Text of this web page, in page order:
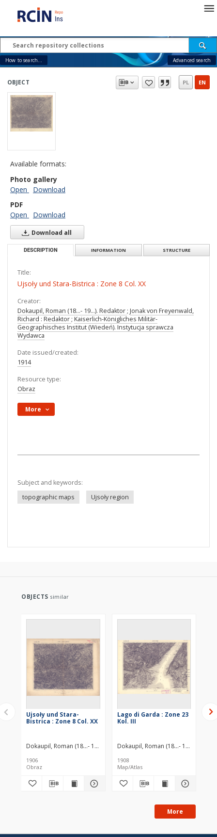
How to search... Advanced search
OBJECT PL EN
Available formats:
Photo gallery
Open
Download
PDF
Open
Download
Download all
DESCRIPTION INFORMATION STRUCTURE
Title:
Ujsoły und Stara-Bistrica : Zone 8 Col. XX
Creator:
Dokaupil, Roman (18...- 19...). Redaktor ; Jonak von Freyenwald,
Richard : Redaktor ; Kaiserlich-Königliches Militär-
Geographisches Institut (Wiedeń). Instytucja sprawcza
Wydawca
Date issued/created:
1914
Resource type:
Obraz
More
Subject and keywords:
topographic maps
Ujsoły region
OBJECTS similar
Ujsoły und Stara-
Bistrica : Zone 8 Col. XX
Dokaupil, Roman (18...- 19...). Redaktor Jonak von Freyenwald,
1906
Obraz
Lago di Garda : Zone 23
Kol. III
Dokaupil, Roman (18...- 19...).
1908
Map/Atlas
More